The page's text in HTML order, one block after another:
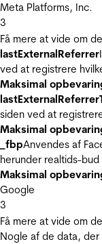
Meta Platforms, Inc.
3
Få mere at vide om
lastExternalReferrer
ved at registrere
Maksimal
siden ved at
Maksimal
_fbpAnvendes af
herunder realtids-
Maksimal
Google
3
Få mere at vide om
Nogle af de data,